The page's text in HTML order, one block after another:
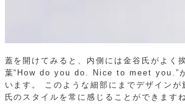
蓋を開けてみると、内側には金谷氏がよく
葉“How do you do. Nice to meet you.”が
います。
このような細部にまでデザインが
氏のスタイルを常に感じることができますね